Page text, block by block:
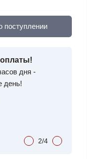
поступлении
дня -
день!
2/4